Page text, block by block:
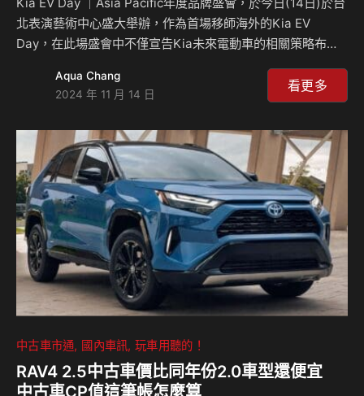
北表演藝術中心盛大舉辦，作為首場移師海外的Kia EV
Day，在此場盛會中不僅宣告Kia未來電動車的相關策略布局
EV3、 EV5以及 Concept EV4、 Concept PV5等最新力作，
皆是首次於亞太區驚艷首演。Kia亞太區總裁暨首席執行官Ki
今年正好是台灣森那美起亞成立屆滿的第十周年。近年來，
Kia台灣寫下卓越的銷售成長佳績，年複合成長率高達43%。
作為最緊密的朋友而不僅僅是商…
Aqua Chang
2024 年 11 月 14 日
看更多
中古車市通 國內車訊 玩車用聽的！
RAV4 2.5中古車價比同年份2.0車型還便宜
中古車CP值這筆帳怎麼算